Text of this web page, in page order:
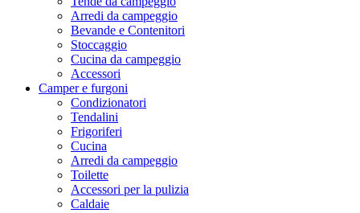
Arredi da campeggio
Bevande e Contenitori
Stoccaggio
Cucina da campeggio
Accessori
Camper e furgoni
Condizionatori
Tendalini
Frigoriferi
Cucina
Arredi da campeggio
Toilette
Accessori per la pulizia
Caldaie